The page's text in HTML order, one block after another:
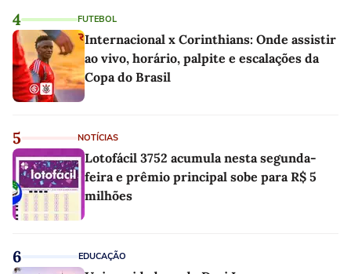
4 FUTEBOL
Internacional x Corinthians: Onde assistir
ao vivo, horário, palpite e escalações da
Copa do Brasil
5 NOTÍCIAS
Lotofácil 3752 acumula nesta segunda-
feira e prêmio principal sobe para R$ 5
milhões
6 EDUCAÇÃO